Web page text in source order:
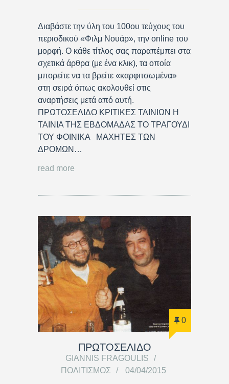
Διαβάστε την ύλη του 100ου τεύχους του
περιοδικού «Φιλμ Νουάρ», την online του
μορφή. Ο κάθε τίτλος σας παραπέμπει στα
σχετικά άρθρα (με ένα κλικ), τα οποία
μπορείτε να τα βρείτε «καρφιτσωμένα»
στη σειρά όπως ακολουθεί στις
αναρτήσεις μετά από αυτή.
ΠΡΩΤΟΣΕΛΙΔΟ ΚΡΙΤΙΚΕΣ ΤΑΙΝΙΩΝ Η
ΤΑΙΝΙΑ ΤΗΣ ΕΒΔΟΜΑΔΑΣ ΤΟ ΤΡΑΓΟΥΔΙ
ΤΟΥ ΦΟΙΝΙΚΑ ΜΑΧΗΤΕΣ ΤΩΝ
ΔΡΟΜΩΝ…
read more
0
ΠΡΩΤΟΣΕΛΙΔΟ
GIANNIS FRAGOULIS
ΠΟΛΙΤΙΣΜΌΣ
04/04/2015